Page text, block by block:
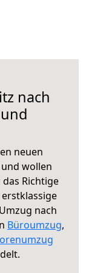
nach
neuen
wollen
Richtige
nach
Büroumzug,